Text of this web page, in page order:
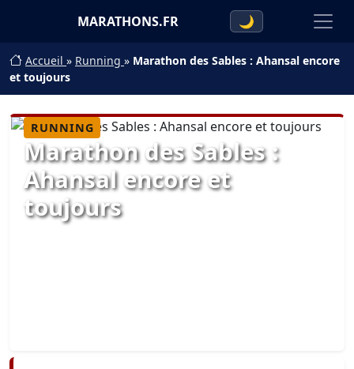
MARATHONS.FR 🌙
Accueil » Running » Marathon des Sables : Ahansal encore
et toujours
RUNNING
Marathon des Sables :
Ahansal encore et
toujours